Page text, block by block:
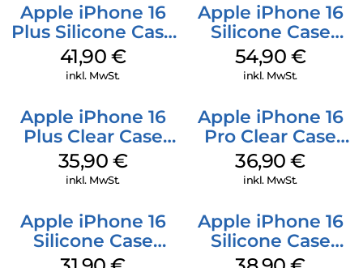
Apple iPhone 16
Plus Silicone Case
MagSafe Stone
Gray
41,90 €
inkl. MwSt.
Apple iPhone 16
Silicone Case
MagSafe Black
54,90 €
inkl. MwSt.
Apple iPhone 16
Plus Clear Case
MagSafe
Transparent
35,90 €
inkl. MwSt.
Apple iPhone 16
Pro Clear Case
MagSafe
Transparent
36,90€
inkl. MwSt.
Apple iPhone 16
Silicone Case
MagSafe Fuchsia
Apple iPhone 16
Silicone Case
MagSafe